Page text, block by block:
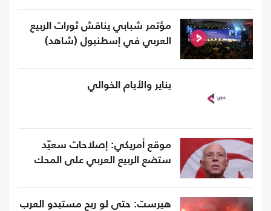
مؤتمر شبابي يناقش ثورات الربيع
العربي في إسطنبول (شاهد)
يناير والأيام الخوالي
موقع أمريكي: إصلاحات سعيّد
ستضع الربيع العربي على المحك
هيرست: حتى لو ربح مستبدو العرب